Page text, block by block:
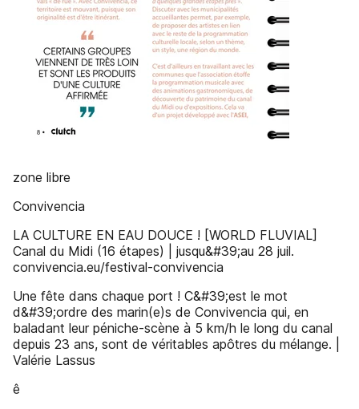
zone libre
Convivencia
LA CULTURE EN EAU DOUCE ! [WORLD FLUVIAL]
Canal du Midi (16 étapes) | jusqu&#39;au 28 juil.
convivencia.eu/festival-convivencia
Une fête dans chaque port ! C&#39;est le mot
d&#39;ordre des marin(e)s de Convivencia qui, en
baladant leur péniche-scène à 5 km/h le long du canal
depuis 23 ans, sont de véritables apôtres du mélange. |
Valérie Lassus
ê